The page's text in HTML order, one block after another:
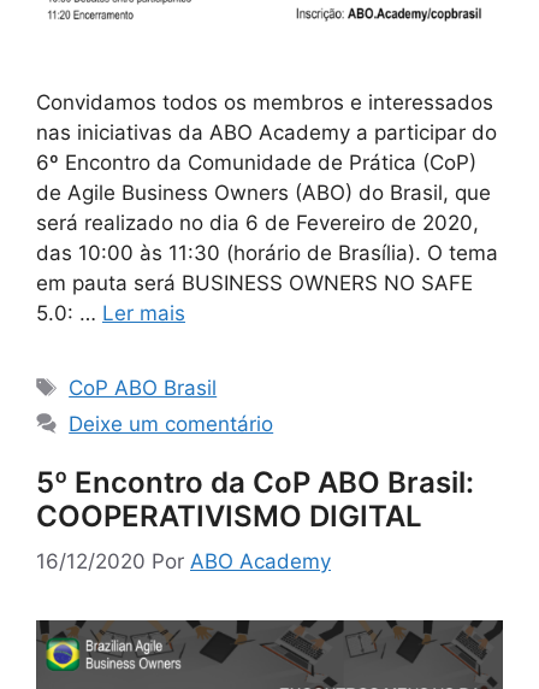
Convidamos todos os membros e interessados
nas iniciativas da ABO Academy a participar do
6º Encontro da Comunidade de Prática (CoP)
de Agile Business Owners (ABO) do Brasil, que
será realizado no dia 6 de Fevereiro de 2020,
das 10:00 às 11:30 (horário de Brasília). O tema
em pauta será BUSINESS OWNERS NO SAFE
5.0: … Ler mais
CoP ABO Brasil
Deixe um comentário
5º Encontro da CoP ABO Brasil:
COOPERATIVISMO DIGITAL
16/12/2020 Por ABO Academy